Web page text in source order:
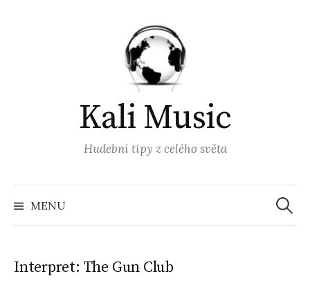
Kali Music
Hudební tipy z celého světa
MENU
Interpret: The Gun Club